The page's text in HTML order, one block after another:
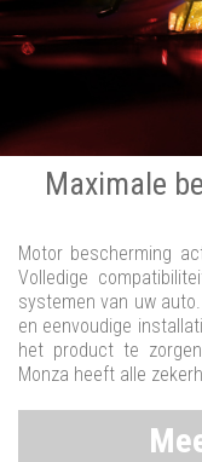
Maximale
Motor bescherming
Volledige
systemen van uw
en eenvoudige
het product te
Monza heeft alle